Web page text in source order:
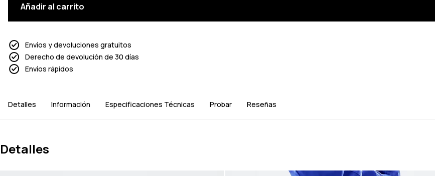
Añadir al carrito
Envíos y devoluciones gratuitos
Derecho de devolución de 30 días
Envíos rápidos
Detalles Información Especificaciones Técnicas Probar Reseñas
Detalles